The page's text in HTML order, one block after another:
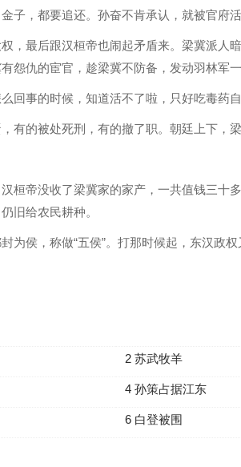
子，都要追还。孙奋不肯承认，就被官府
，最后跟汉桓帝也闹起矛盾来。梁冀派人
怨仇的宦官，趁梁冀不防备，发动羽林军
回事的时候，知道活不了啦，只好吃毒药自
有的被处死刑，有的撤了职。朝廷上下，
桓帝没收了梁冀家的家产，一共值钱三十
旧给农民耕种。
为侯，称做“五侯”。打那时候起，东汉政权
2 苏武牧羊
4 孙策占据江东
6 白登被围